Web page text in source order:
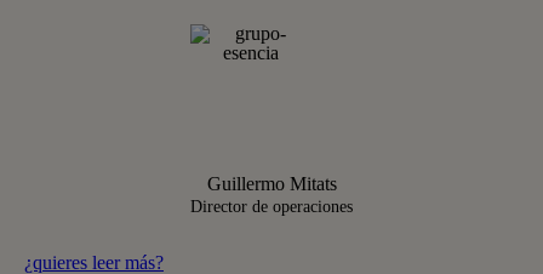
Guillermo Mitats
Director de operaciones
¿quieres leer más?